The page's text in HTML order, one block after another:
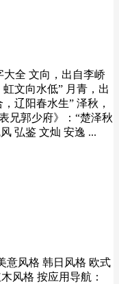
全 文向，出自李峤
虹文向水低” 月青，出
辽阳春水生” 泽秋，
兄郭少府》：“楚泽秋
弘鉴 文灿 安逸 ...
意风格 韩日风格 欧式
风格 按应用导航：